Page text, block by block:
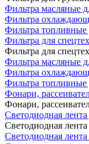
Фильтра масляные
Фильтра
Фильтра топливные
Фильтра для
Фильтра для
Фильтра масляные
Фильтра
Фильтра топливные
Фонари,
Фонари,
Светодиодная лента
Светодиодная лента
Светодиодная